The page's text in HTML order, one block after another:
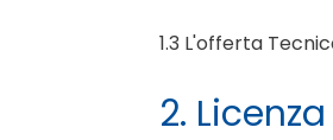
1.3 L'offerta
2.